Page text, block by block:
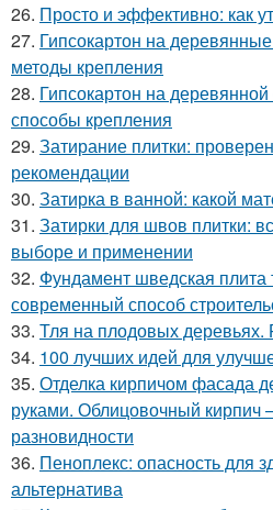
26. Просто и эффективно: как
27. Гипсокартон на
методы крепления
28. Гипсокартон на
способы крепления
29. Затирание плитки:
рекомендации
30. Затирка в ванной: какой
31. Затирки для швов плитки:
выборе и применении
32. Фундамент шведская плита
современный способ
33. Тля на плодовых деревьях.
34. 100 лучших идей для
35. Отделка кирпичом фасада
руками. Облицовочный кирпич
разновидности
36. Пеноплекс: опасность для
альтернатива